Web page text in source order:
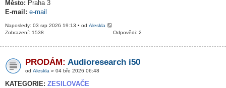
Město: Praha 3
E-mail: e-mail
Naposledy: 03 srp 2026 19:13 • od Aleskla
Odpovědi: 2
Zobrazení: 1538
PRODÁM: Audioresearch i50
od Aleskla » 04 bře 2026 06:48
KATEGORIE: ZESILOVAČE